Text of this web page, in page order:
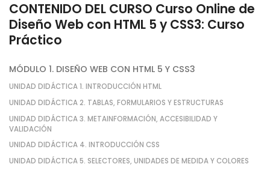
CONTENIDO DEL CURSO Curso Online de
Diseño Web con HTML 5 y CSS3: Curso
Práctico
MÓDULO 1. DISEÑO WEB CON HTML 5 Y CSS3
UNIDAD DIDÁCTICA 1. INTRODUCCIÓN HTML
UNIDAD DIDÁCTICA 2. TABLAS, FORMULARIOS Y ESTRUCTURAS
UNIDAD DIDÁCTICA 3. METAINFORMACIÓN, ACCESIBILIDAD Y
VALIDACIÓN
UNIDAD DIDÁCTICA 4. INTRODUCCIÓN CSS
UNIDAD DIDÁCTICA 5. SELECTORES, UNIDADES DE MEDIDA Y COLORES